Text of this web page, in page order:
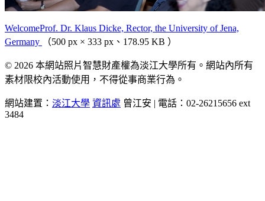
WelcomeProf. Dr. Klaus Dicke, Rector, the University of Jena,
Germany
（500 px × 333 px、178.95 KB ）
© 2026 本網站照片智慧財產權為淡江大學所有。網站內所有
素材限校內活動使用，不得從事商業行為。
網站建置： 淡江大學 資訊處 曾江安 | 電話：02-26215656 ext
3484